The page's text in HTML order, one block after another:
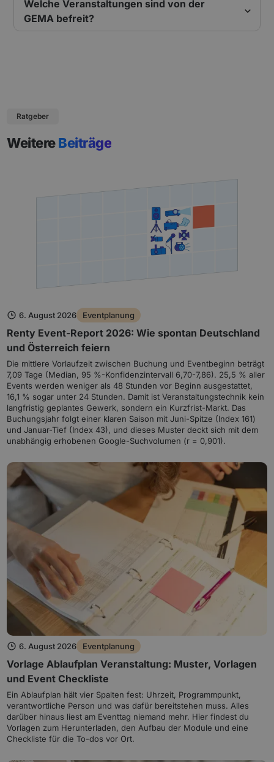
Welche Veranstaltungen sind von der
GEMA befreit?
Ratgeber
WeitereBeiträge
6. August 2026 Eventplanung
Renty Event-Report 2026: Wie spontan Deutschland
und Österreich feiern
Die mittlere Vorlaufzeit zwischen Buchung und Eventbeginn beträgt
7,09 Tage (Median, 95 %-Konfidenzintervall 6,70-7,86). 25,5 % aller
Events werden weniger als 48 Stunden vor Beginn ausgestattet,
16,1 % sogar unter 24 Stunden. Damit ist Veranstaltungstechnik kein
langfristig geplantes Gewerk, sondern ein Kurzfrist-Markt. Das
Buchungsjahr folgt einer klaren Saison mit Juni-Spitze (Index 161)
und Januar-Tief (Index 43), und dieses Muster deckt sich mit dem
unabhängig erhobenen Google-Suchvolumen (r = 0,901).
6. August 2026 Eventplanung
Vorlage Ablaufplan Veranstaltung: Muster, Vorlagen
und Event Checkliste
Ein Ablaufplan hält vier Spalten fest: Uhrzeit, Programmpunkt,
verantwortliche Person und was dafür bereitstehen muss. Alles
darüber hinaus liest am Eventtag niemand mehr. Hier findest du
Vorlagen zum Herunterladen, den Aufbau der Module und eine
Checkliste für die To-dos vor Ort.